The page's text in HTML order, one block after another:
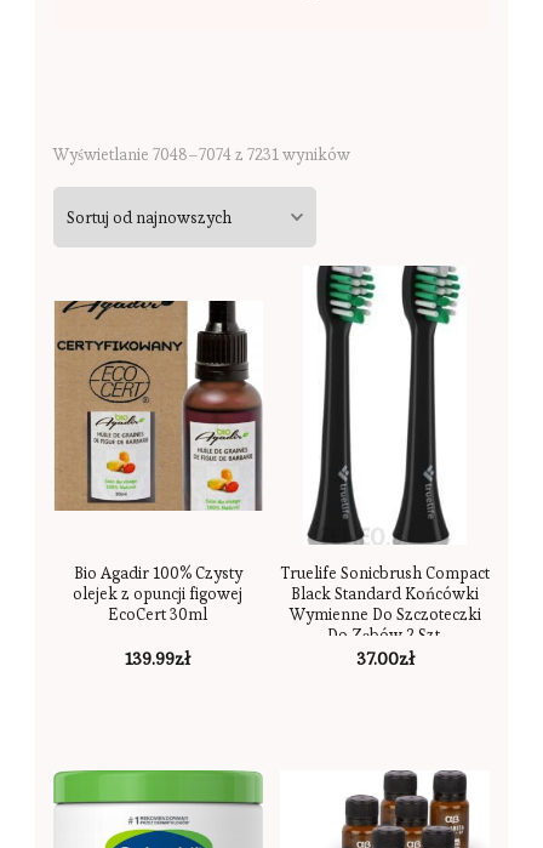
Wyświetlanie 7048–7074 z 7231 wynikówSorted
Bio Agadir 100% Czysty
olejek z opuncji figowej
EcoCert 30ml
139.99zł
Truelife Sonicbrush Compact
Black Standard Końcówki
Wymienne Do Szczoteczki
Do Zębów 2 Szt.
37.00zł